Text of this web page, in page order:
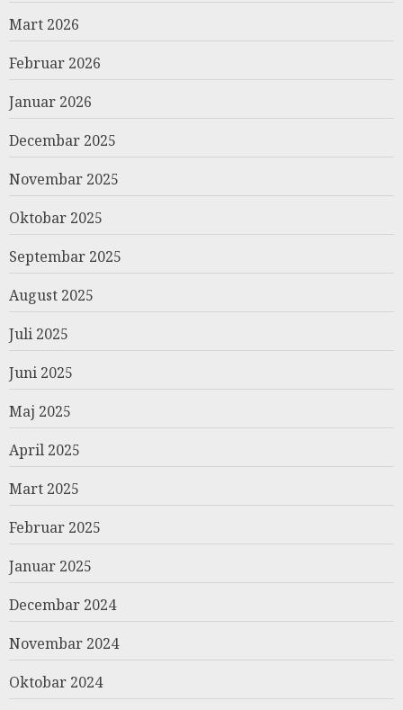
Mart 2026
Februar 2026
Januar 2026
Decembar 2025
Novembar 2025
Oktobar 2025
Septembar 2025
August 2025
Juli 2025
Juni 2025
Maj 2025
April 2025
Mart 2025
Februar 2025
Januar 2025
Decembar 2024
Novembar 2024
Oktobar 2024